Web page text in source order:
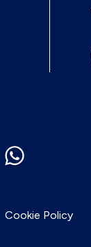
Cookie Policy